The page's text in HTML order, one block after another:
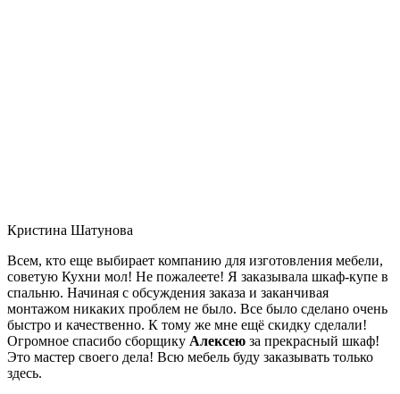
Кристина Шатунова
Всем, кто еще выбирает компанию для изготовления мебели,
советую Кухни мол! Не пожалеете! Я заказывала шкаф-купе в
спальню. Начиная с обсуждения заказа и заканчивая
монтажом никаких проблем не было. Все было сделано очень
быстро и качественно. К тому же мне ещё скидку сделали!
Огромное спасибо сборщику Алексею за прекрасный шкаф!
Это мастер своего дела! Всю мебель буду заказывать только
здесь.